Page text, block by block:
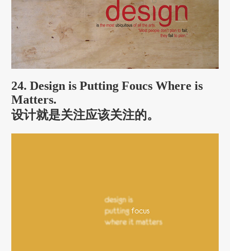
24. Design is Putting Foucs Where is
Matters.
设计就是关注应该关注的。